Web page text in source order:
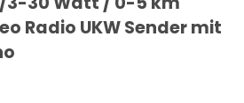
Radio UKW Sender mit